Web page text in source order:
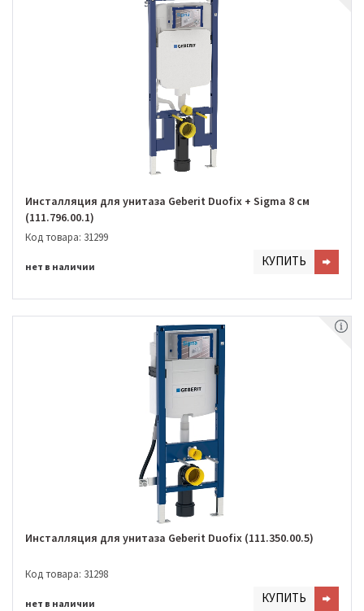
Инсталляция для унитаза Geberit Duofix + Sigma 8 cм
(111.796.00.1)
Код товара: 31299
нет в наличии КУПИТЬ
Инсталляция для унитаза Geberit Duofix (111.350.00.5)
Код товара: 31298
нет в наличии КУПИТЬ